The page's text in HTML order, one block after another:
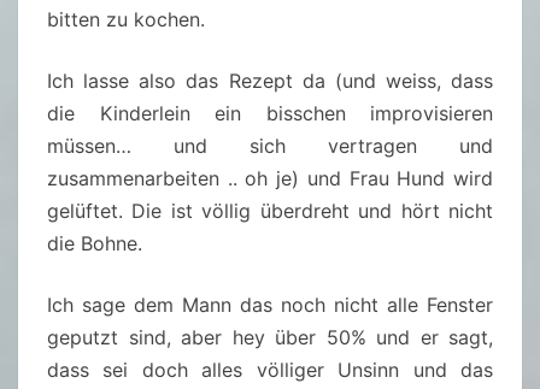
bitten zu kochen.
Ich lasse also das Rezept da (und weiss, dass
die Kinderlein ein bisschen improvisieren
müssen… und sich vertragen und
zusammenarbeiten .. oh je) und Frau Hund wird
gelüftet. Die ist völlig überdreht und hört nicht
die Bohne.
Ich sage dem Mann das noch nicht alle Fenster
geputzt sind, aber hey über 50% und er sagt,
dass sei doch alles völliger Unsinn und das